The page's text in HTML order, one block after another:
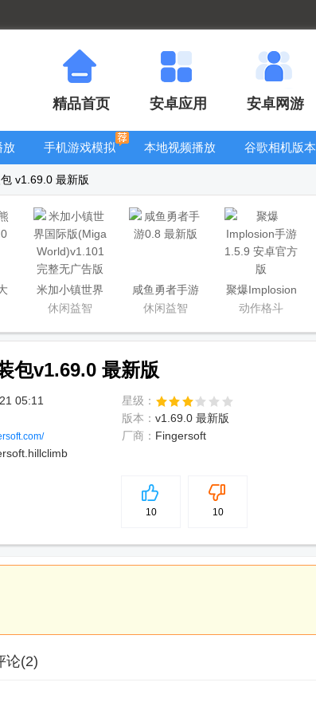
精品首页 安卓应用 安卓网游
放
手机游戏模拟
器安卓版合集
本地视频播放
谷歌相机版本
v1.69.0 最新版
米加小镇世界
国际版(Miga
休闲益智
咸鱼勇者手游
休闲益智
聚爆Implosion
手游
动作格斗
包v1.69.0 最新版
05:11
星级：
版本： v1.69.0 最新版
厂商： Fingersoft
5
10 10
论(2)